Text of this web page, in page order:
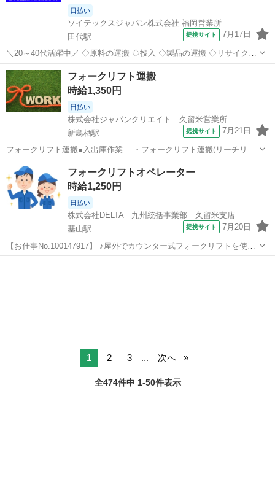
日払い
ソイテックスジャパン株式会社 福岡営業所
田代駅
提携サイト 7月17日
＼20～40代活躍中／ ◇原料の運搬 ◇投入 ◇製品の運搬 ◇リサイクル
事業に伴う機械のオペレーター などが主な作業です。 未経験者でも、
指導・サポートしますので、大歓迎です! ※随時、工場見学受付中で
す! フォー...
佐賀 鳥栖市 田代駅 ドライバー
フォークリフト運搬
時給1,350円
日払い
株式会社ジャパンクリエイト 久留米営業所
新鳥栖駅
提携サイト 7月21日
フォークリフト運搬●入出庫作業 ・フォークリフト運搬(リーチリフ
ト使用) ・その他付随する業務 ※各種自転車部品やパーツ等を扱い
ます。 ＜勤務先のご紹介＞ 自転車や自転車関連商品の製造販売を主に
行われている企業です。...
佐賀 新鳥栖駅 ドライバー
フォークリフトオペレーター
時給1,250円
日払い
株式会社DELTA 九州統括事業部 久留米支店
基山駅
提携サイト 7月20日
【お仕事No.100147917】 ♪屋外でカウンター式フォークリフトを使用
します♪ ＜仕事内容＞ ・飲料の空き樽や空き容器の仕分け) ・カウン
1 2 3 ... 次へ
全474件中 1-50件表示